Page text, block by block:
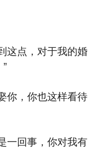
这点，对于我的婚
你，你也这样看待
一回事，你对我有